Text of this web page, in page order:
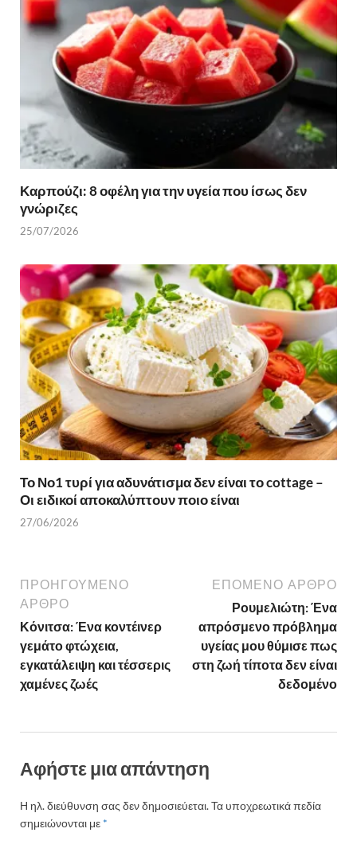
Καρπούζι: 8 οφέλη για την υγεία που ίσως δεν
γνώριζες
25/07/2026
Το Νο1 τυρί για αδυνάτισμα δεν είναι το cottage –
Οι ειδικοί αποκαλύπτουν ποιο είναι
27/06/2026
ΠΡΟΗΓΟΎΜΕΝΟ
ΆΡΘΡΟ
Κόνιτσα: Ένα κοντέινερ
γεμάτο φτώχεια,
εγκατάλειψη και τέσσερις
χαμένες ζωές
ΕΠΌΜΕΝΟ ΆΡΘΡΟ
Ρουμελιώτη: Ένα
απρόσμενο πρόβλημα
υγείας μου θύμισε πως
στη ζωή τίποτα δεν είναι
δεδομένο
Αφήστε μια απάντηση
Η ηλ. διεύθυνση σας δεν δημοσιεύεται.Τα υποχρεωτικά πεδία
σημειώνονται με *